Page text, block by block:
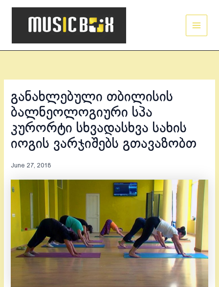
Skip
განახლებული თბილისის
ბალნეოლოგიური სპა
კურორტი სხვადასხვა სახის
იოგის ვარჯიშებს გთავაზობთ
June 27, 2018